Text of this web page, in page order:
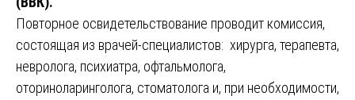
Повторное освидетельствование проводит комиссия,
состоящая из врачей-специалистов: хирурга, терапевта,
невролога, психиатра, офтальмолога,
оториноларинголога, стоматолога и, при необходимости,